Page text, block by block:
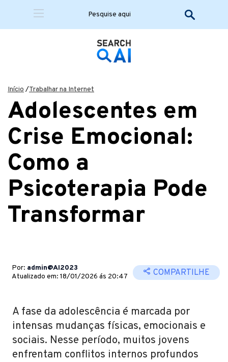
Início /Trabalhar na Internet
Adolescentes em
Crise Emocional:
Como a
Psicoterapia Pode
Transformar
Por: admin@AI2023
Atualizado em: 18/01/2026 ás 20:47
COMPARTILHE
A fase da adolescência é marcada por
intensas mudanças físicas, emocionais e
sociais. Nesse período, muitos jovens
enfrentam conflitos internos profundos